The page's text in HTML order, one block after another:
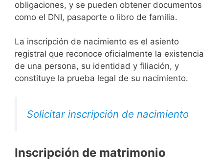
obligaciones, y se pueden obtener documentos
como el DNI, pasaporte o libro de familia.
La inscripción de nacimiento es el asiento
registral que reconoce oficialmente la existencia
de una persona, su identidad y filiación, y
constituye la prueba legal de su nacimiento.
Solicitar inscripción de nacimiento
Inscripción de matrimonio